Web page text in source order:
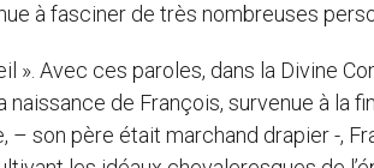
à fasciner de très nombreuses
Avec ces paroles, dans la Divine
de François, survenue à la
– son père était marchand drapier -,